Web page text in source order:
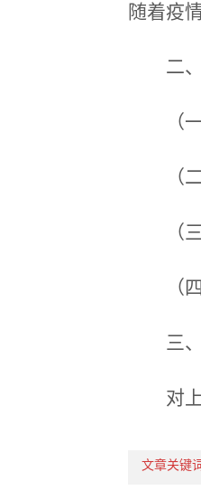
随着疫
二
（
（
（
（
三
对
文章关键